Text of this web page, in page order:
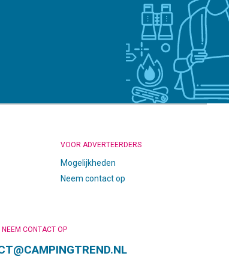
VOOR ADVERTEERDERS
Mogelijkheden
Neem contact op
NEEM CONTACT OP